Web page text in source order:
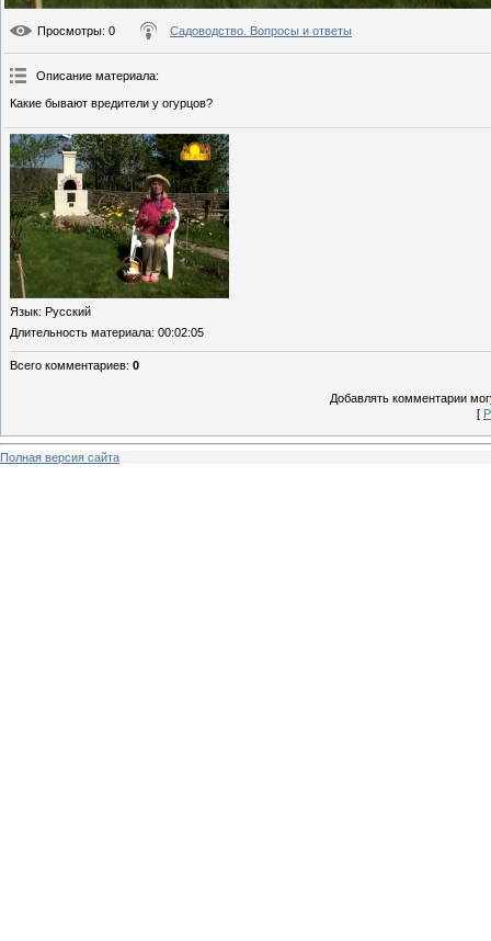
Просмотры: 0 Садоводство. Вопросы и ответы
Описание материала:
Какие бывают вредители у огурцов?
Язык: Русский
Длительность материала: 00:02:05
Всего комментариев: 0
Добавлять комментарии
[
Полная версия сайта